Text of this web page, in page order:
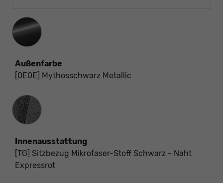
Außenfarbe
[0E0E] Mythosschwarz Metallic
Innenausstattung
Innenausstattung
[TG] Sitzbezug Mikrofaser-Stoff Schwarz - Naht
Expressrot